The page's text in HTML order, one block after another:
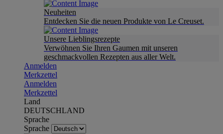
Neuheiten
Entdecken Sie die neuen Produkte von Le Creuset.
Unsere Lieblingsrezepte
Verwöhnen Sie Ihren Gaumen mit unseren
geschmackvollen Rezepten aus aller Welt.
Anmelden
Merkzettel
Anmelden
Merkzettel
Land
DEUTSCHLAND
Sprache
Sprache